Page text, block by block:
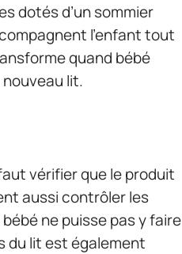
dotés d’un sommier
l’enfant tout
quand bébé
lit.
vérifier que le produit
aussi contrôler les
ne puisse pas y faire
du lit est également